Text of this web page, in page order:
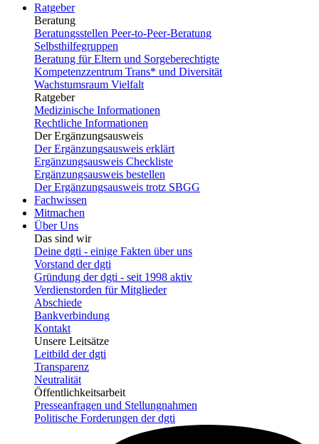
Ratgeber
Beratung
Beratungsstellen Peer-to-Peer-Beratung
Selbsthilfegruppen
Beratung für Eltern und Sorgeberechtigte
Kompetenzzentrum Trans* und Diversität
Wachstumsraum Vielfalt
Ratgeber
Medizinische Informationen
Rechtliche Informationen
Der Ergänzungsausweis
Der Ergänzungsausweis erklärt
Ergänzungsausweis Checkliste
Ergänzungsausweis bestellen
Der Ergänzungsausweis trotz SBGG
Fachwissen
Mitmachen
Über Uns
Das sind wir
Deine dgti - einige Fakten über uns
Vorstand der dgti
Gründung der dgti - seit 1998 aktiv
Verdienstorden für Mitglieder
Abschiede
Bankverbindung
Kontakt
Unsere Leitsätze
Leitbild der dgti
Transparenz
Neutralität
Öffentlichkeitsarbeit
Presseanfragen und Stellungnahmen
Politische Forderungen der dgti